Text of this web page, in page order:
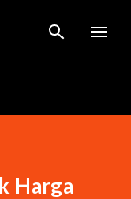
Harga